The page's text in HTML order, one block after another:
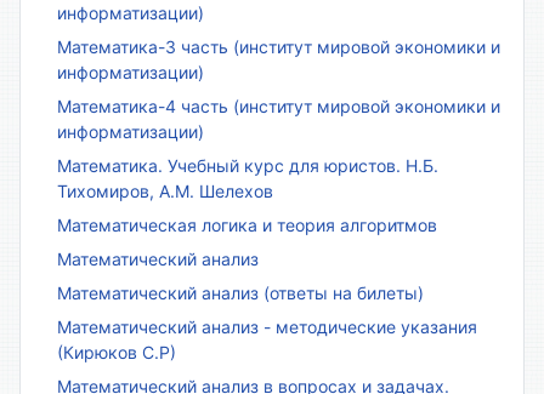
информатизации)
Математика-3 часть (институт мировой экономики и
информатизации)
Математика-4 часть (институт мировой экономики и
информатизации)
Математика. Учебный курс для юристов. Н.Б.
Тихомиров, А.М. Шелехов
Математическая логика и теория алгоритмов
Математический анализ
Математический анализ (ответы на билеты)
Математический анализ - методические указания
(Кирюков С.Р)
Математический анализ в вопросах и задачах.